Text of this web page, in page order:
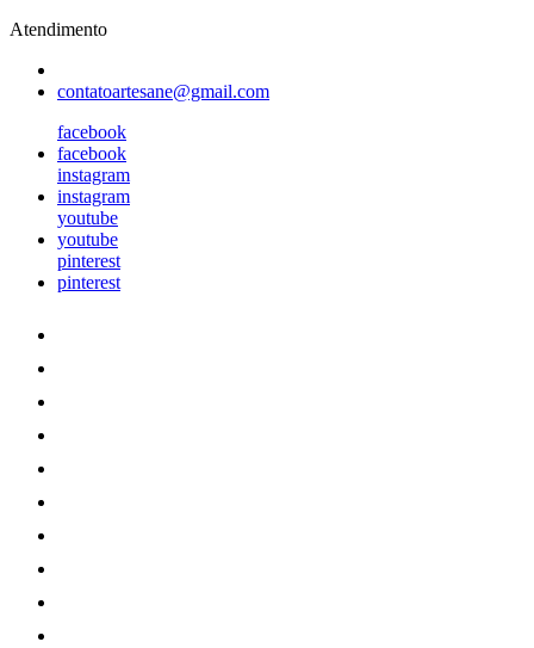
Atendimento
contatoartesane@gmail.com
facebook
facebook
instagram
instagram
youtube
youtube
pinterest
pinterest